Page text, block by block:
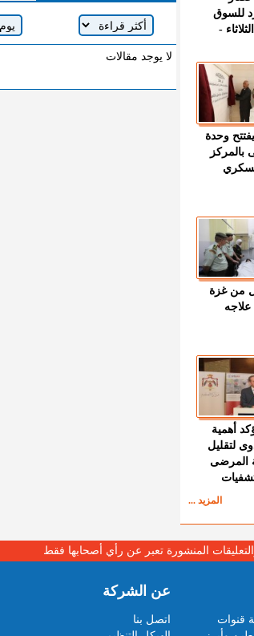
للسوق
-
وحدة
من غزة
أهمية
لتقليل
المرضى
المزيد ...
لا يوجد مقالات
المنشورة تعبر عن رأي أصحابها فقط
قنوات
عن الشركة
اتصل بنا